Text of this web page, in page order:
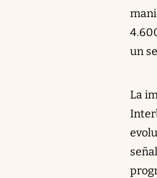
un
La